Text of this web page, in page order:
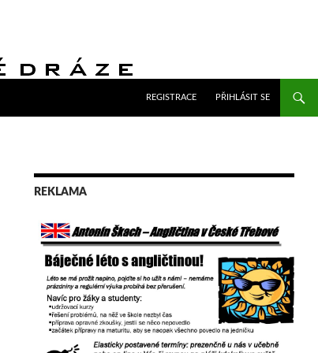
REGISTRACE
PŘIHLÁSIT SE
REKLAMA